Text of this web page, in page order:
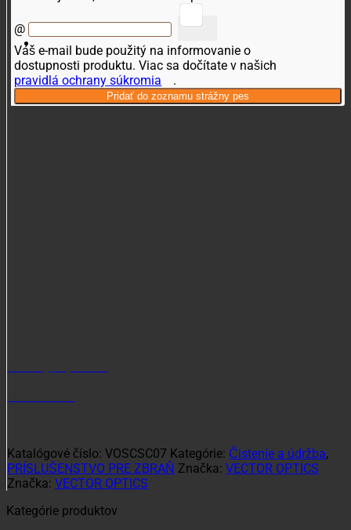
@
Váš e-mail bude použitý na informovanie o
dostupnosti produktu. Viac sa dočítate v našich
pravidlá ochrany súkromia
.
Katalógové číslo: VOSCSC07 Kategórie: Čistenie a údržba,
PRÍSLUŠENSTVO PRE ZBRAŇ Značka: VECTOR OPTICS
Značka: VECTOR OPTICS
Kategórie produktov